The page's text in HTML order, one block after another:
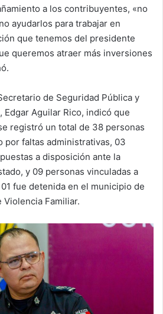
a los contribuyentes, «no
ayudarlos para trabajar en
que tenemos del presidente
queremos atraer más inversiones
de Seguridad Pública y
Edgar Aguilar Rico, indicó que
registró un total de 38 personas
por faltas administrativas, 03
a disposición ante la
y 09 personas vinculadas a
fue detenida en el municipio de
Familiar.